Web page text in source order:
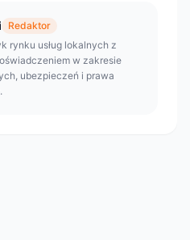
Redaktor
rynku usług lokalnych z
w zakresie
ubezpieczeń i prawa